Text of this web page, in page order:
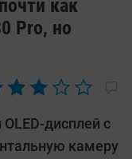
как
Pro, но
дисплей с
камеру